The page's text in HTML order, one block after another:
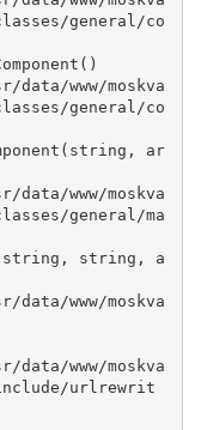
general/co
general/co
ar
general/ma
string, a
urlrewrit